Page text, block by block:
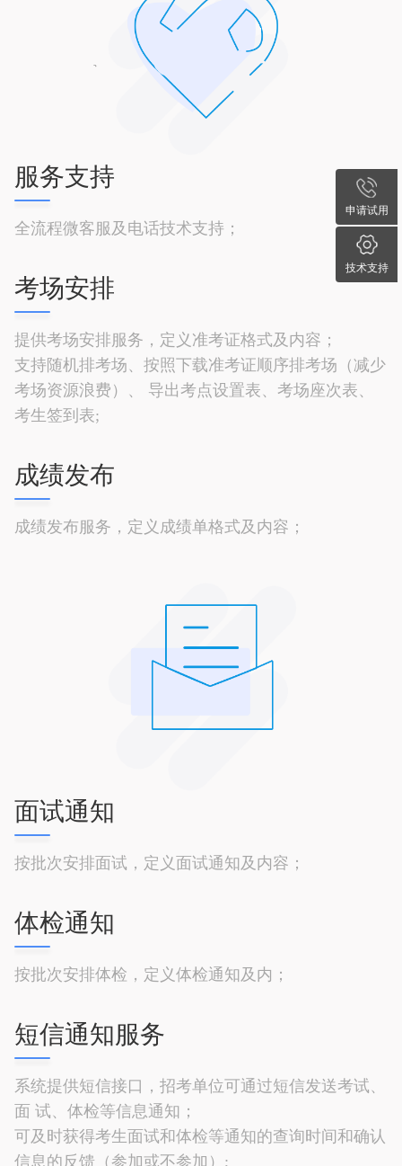
申请试用
技术支持
服务支持
全流程微客服及电话技术支持；
考场安排
提供考场安排服务，定义准考证格式及内容；
支持随机排考场、按照下载准考证顺序排考场（减少
考场资源浪费）、 导出考点设置表、考场座次表、
考生签到表;
成绩发布
成绩发布服务，定义成绩单格式及内容；
面试通知
按批次安排面试，定义面试通知及内容；
体检通知
按批次安排体检，定义体检通知及内；
短信通知服务
系统提供短信接口，招考单位可通过短信发送考试、
面 试、体检等信息通知；
可及时获得考生面试和体检等通知的查询时间和确认
信息的反馈（参加或不参加）;